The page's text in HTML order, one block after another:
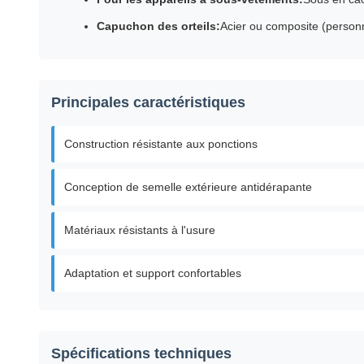
Capuchon des orteils:Acier ou composite
Principales caractéristiques
Construction résistante aux ponctions
Conception de semelle extérieure antidérapante
Matériaux résistants à l'usure
Adaptation et support confortables
Spécifications techniques